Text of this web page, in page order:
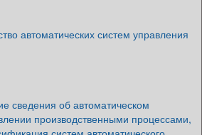
автоматических систем управления
сведения об автоматическом
производственными процессами,